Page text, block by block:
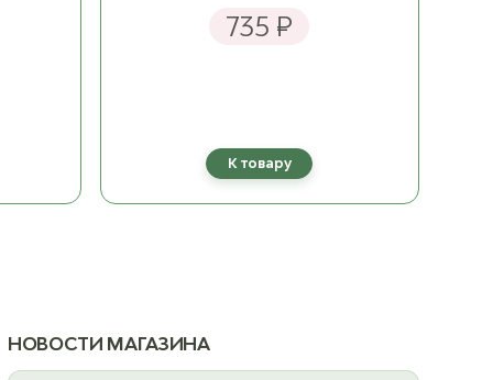
735 ₽
К товару
НОВОСТИ МАГАЗИНА